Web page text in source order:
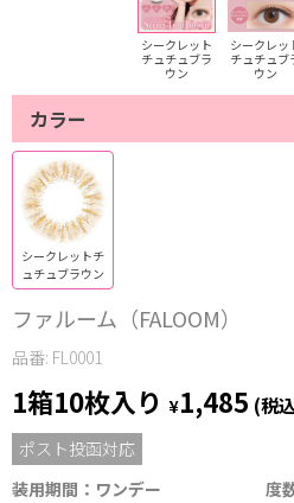
シークレット
チュチュブラ
ウン
シークレッ
チュチュブ
ウン
カラー
シークレットチ
ュチュブラウン
ファルーム（FALOOM）
品番: FL0001
1箱10枚入り ¥1,485 (税
ポスト投函対応
装用期間：ワンデー
度